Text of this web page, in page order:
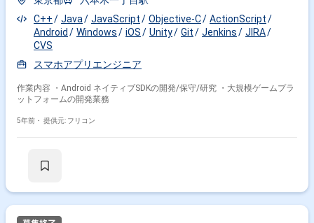
C++
Java JavaScript Objective-C
ActionScript
Android
Windows iOS Unity Git Jenkins
JIRA
CVS
スマホアプリエンジニア
作業内容 ・Android ネイティブSDKの開発/保守/研究 ・大規模ゲームプラ
ットフォームの開発業務
5年前・ 提供元: フリコン
その他開発言語・スキルから探す
Android iOS Swift Kotlin Java
Flutter
その他の職種から探す
アプリケーションエンジニア
ネイティブアプリエンジニア
バックエンドエンジニア